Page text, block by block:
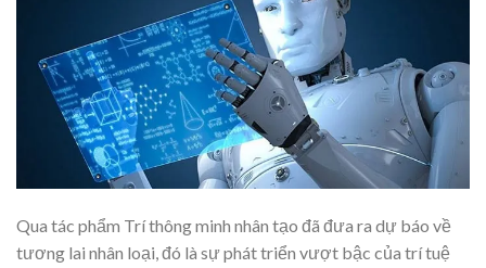
Qua tác phẩm Trí thông minh nhân tạo đã đưa ra dự báo về
tương lai nhân loại, đó là sự phát triển vượt bậc của trí tuệ